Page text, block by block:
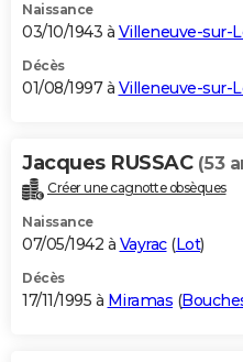
Naissance
03/10/1943 à Villeneuve-sur-
Décès
01/08/1997 à Villeneuve-sur-
Jacques RUSSAC (53
Créer une cagnotte obsèques
Naissance
07/05/1942 à Vayrac(Lot)
Décès
17/11/1995 à Miramas (